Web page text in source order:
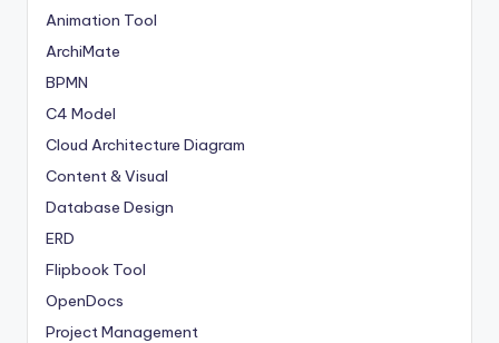
Animation Tool
ArchiMate
BPMN
C4 Model
Cloud Architecture Diagram
Content & Visual
Database Design
ERD
Flipbook Tool
OpenDocs
Project Management